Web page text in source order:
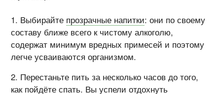
Выбирайте прозрачные напитки: они по своему
составу ближе всего к чистому алкоголю,
содержат минимум вредных примесей и поэтому
легче усваиваются организмом.
Перестаньте пить за несколько часов до того,
как пойдёте спать. Вы успели отдохнуть